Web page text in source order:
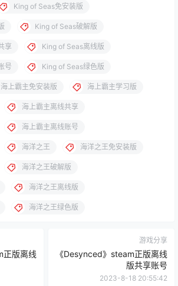
King of Seas免安装版
King of Seas破解版
享 King of Seas离线版
号 King of Seas绿色版
海上霸主免安装版 海上霸主学习版
海上霸主离线共享
海上霸主离线账号
海洋之王 海洋之王免安装版
海洋之王破解版
海洋之王离线版
海洋之王绿色版
正版离线
游戏分享
《Desynced》steam正版离线
版共享账号
2023-8-18 20:55:42